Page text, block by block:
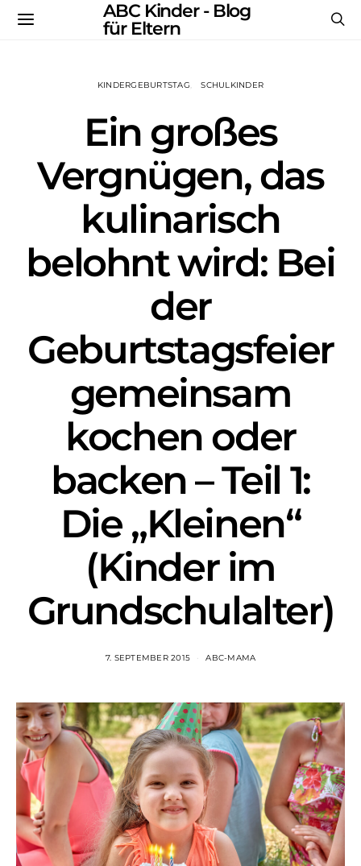
ABC Kinder - Blog
für Eltern
KINDERGEBURTSTAG SCHULKINDER
Ein großes
Vergnügen, das
kulinarisch
belohnt wird: Bei
der
Geburtstagsfeier
gemeinsam
kochen oder
backen – Teil 1:
Die „Kleinen“
(Kinder im
Grundschulalter)
7. SEPTEMBER 2015 ABC-MAMA